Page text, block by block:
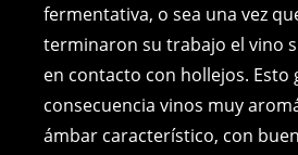
fermentativa, o sea una vez
terminaron su trabajo el vino
en contacto con hollejos. Esto
consecuencia vinos muy
ámbar característico, con